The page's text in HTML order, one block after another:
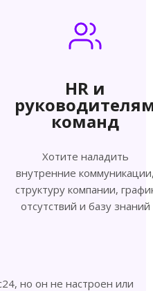
HR и
команд
Хотите наладить
внутренние
структуру компании,
отсутствий и базу знаний
но он не настроен или